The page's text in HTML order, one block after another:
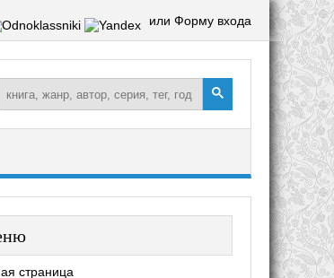
или Форму входа
страница